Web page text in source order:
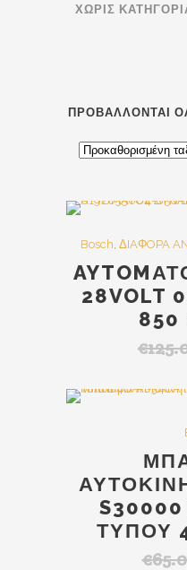
ΧΩΡΊΣ
ΠΡΟΒΆΛΛΟΝΤΑΙ
Bosch, ΔIAΦOPA
28VOLT
850
€
ΤΎΠΟΥ
€